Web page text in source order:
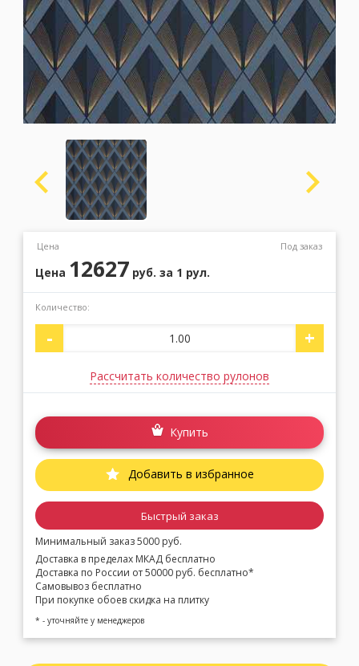
Москва (сменить город)
Заказать обратный звонок
Цена Под заказ
Цена 12627 руб. за 1 рул.
Количество:
- +
Рассчитать количество рулонов
Купить
Добавить в избранное
Быстрый заказ
Минимальный заказ 5000 руб.
Доставка в пределах МКАД бесплатно
Доставка по России от 50000 руб. бесплатно*
Самовывоз бесплатно
При покупке обоев скидка на плитку
* - уточняйте у менеджеров